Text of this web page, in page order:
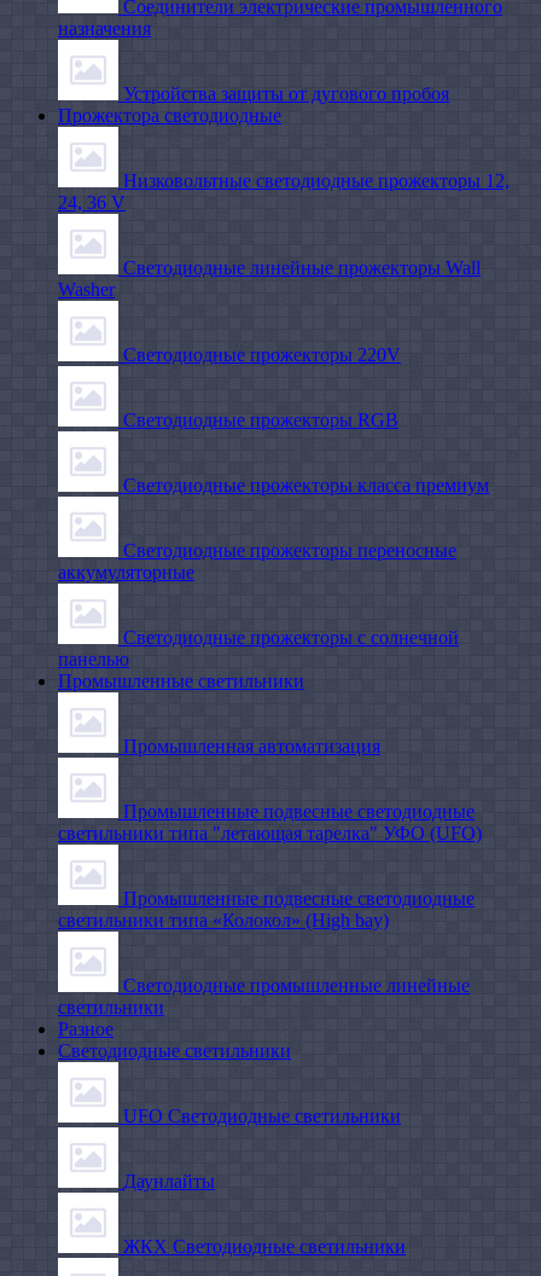
Соединители электрические промышленного
назначения
Устройства защиты от дугового пробоя
Прожектора светодиодные
Низковольтные светодиодные прожекторы 12,
24, 36 V
Светодиодные линейные прожекторы Wall
Washer
Светодиодные прожекторы 220V
Светодиодные прожекторы RGB
Светодиодные прожекторы класса премиум
Светодиодные прожекторы переносные
аккумуляторные
Светодиодные прожекторы с солнечной
панелью
Промышленные светильники
Промышленная автоматизация
Промышленные подвесные cветодиодные
светильники типа "летающая тарелка" УФО (UFO)
Промышленные подвесные cветодиодные
светильники типа «Колокол» (High bay)
Светодиодные промышленные линейные
светильники
Разное
Светодиодные светильники
UFO Светодиодные светильники
Даунлайты
ЖКХ Светодиодные светильники